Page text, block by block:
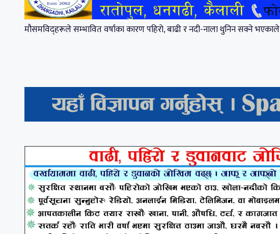
मौसमविद्हरूले सम्भावित वर्षाका कारण पहिरो, बाढी र नदी-नाला थुनिन सक्ने